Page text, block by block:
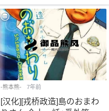
-熊本熊- 7年前
[汉化][戎桥政造]島のおまわ